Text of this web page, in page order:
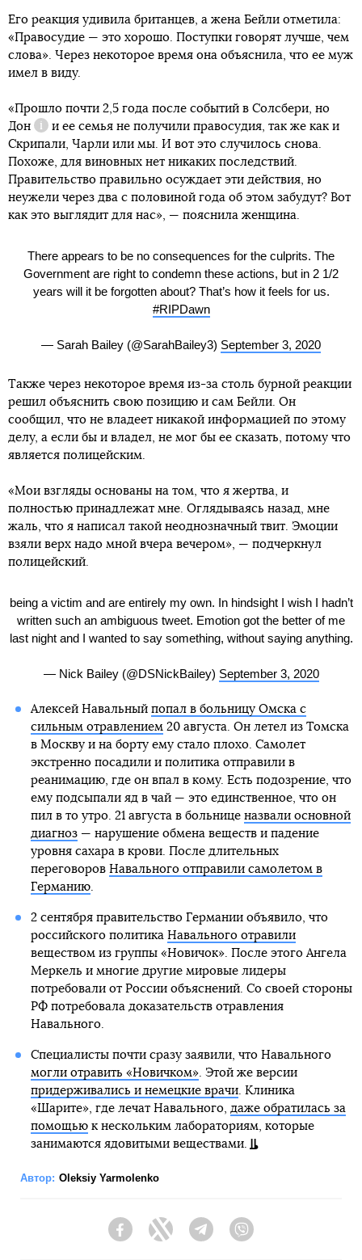
Его реакция удивила британцев, а жена Бейли отметила:
«Правосудие — это хорошо. Поступки говорят лучше, чем
слова». Через некоторое время она объяснила, что ее муж
имел в виду.
«Прошло почти 2,5 года после событий в Солсбери, но
Дон
Справка
и ее семья не получили правосудия, так же как и
Скрипали, Чарли или мы. И вот это случилось снова.
Похоже, для виновных нет никаких последствий.
Правительство правильно осуждает эти действия, но
неужели через два с половиной года об этом забудут? Вот
как это выглядит для нас», — пояснила женщина.
There appears to be no consequences for the culprits. The
Government are right to condemn these actions, but in 2 1/2
years will it be forgotten about? That’s how it feels for us.
#RIPDawn
— Sarah Bailey (@SarahBailey3) September 3, 2020
Также через некоторое время из-за столь бурной реакции
решил объяснить свою позицию и сам Бейли. Он
сообщил, что не владеет никакой информацией по этому
делу, а если бы и владел, не мог бы ее сказать, потому что
является полицейским.
«Мои взгляды основаны на том, что я жертва, и
полностью принадлежат мне. Оглядываясь назад, мне
жаль, что я написал такой неоднозначный твит. Эмоции
взяли верх надо мной вчера вечером», — подчеркнул
полицейский.
being a victim and are entirely my own. In hindsight I wish I hadn’t
written such an ambiguous tweet. Emotion got the better of me
last night and I wanted to say something, without saying anything.
— Nick Bailey (@DSNickBailey) September 3, 2020
Алексей Навальный попал в больницу Омска с
сильным отравлением20 августа. Он летел из Томска
в Москву и на борту ему стало плохо. Самолет
экстренно посадили и политика отправили в
реанимацию, где он впал в кому. Есть подозрение, что
ему подсыпали яд в чай — это единственное, что он
пил в то утро. 21 августа в больнице назвали основной
диагноз— нарушение обмена веществ и падение
уровня сахара в крови. После длительных
переговоров Навального отправили самолетом в
Германию.
2 сентября правительство Германии объявило, что
российского политика Навального отравили
веществом из группы «Новичок». После этого Ангела
Меркель и многие другие мировые лидеры
потребовали от России объяснений. Со своей стороны
РФ потребовала доказательств отравления
Навального.
Специалисты почти сразу заявили, что Навального
могли отравить «Новичком». Этой же версии
придерживались и немецкие врачи. Клиника
«Шарите», где лечат Навального, даже обратилась за
помощьюк нескольким лабораториям, которые
занимаются ядовитыми веществами.
Автор: Oleksiy Yarmolenko
FacebookTwitter Telegram